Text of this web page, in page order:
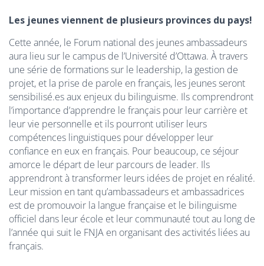
Les jeunes viennent de plusieurs provinces du pays!
Cette année, le Forum national des jeunes ambassadeurs
aura lieu sur le campus de l’Université d’Ottawa. À travers
une série de formations sur le leadership, la gestion de
projet, et la prise de parole en français, les jeunes seront
sensibilisé.es aux enjeux du bilinguisme. Ils comprendront
l’importance d’apprendre le français pour leur carrière et
leur vie personnelle et ils pourront utiliser leurs
compétences linguistiques pour développer leur
confiance en eux en français. Pour beaucoup, ce séjour
amorce le départ de leur parcours de leader. Ils
apprendront à transformer leurs idées de projet en réalité.
Leur mission en tant qu’ambassadeurs et ambassadrices
est de promouvoir la langue française et le bilinguisme
officiel dans leur école et leur communauté tout au long de
l’année qui suit le FNJA en organisant des activités liées au
français.